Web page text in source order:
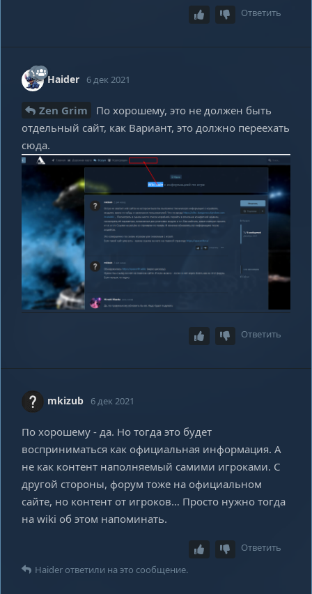
Ответить
Haider 6 дек 2021
Zen Grim
По хорошему, это не должен быть
отдельный сайт, как Вариант, это должно переехать
сюда.
Ответить
mkizub 6 дек 2021
По хорошему - да. Но тогда это будет
восприниматься как официальная информация. А
не как контент наполняемый самими игроками. С
другой стороны, форум тоже на официальном
сайте, но контент от игроков… Просто нужно тогда
на wiki об этом напоминать.
Ответить
Haider ответили на это сообщение.